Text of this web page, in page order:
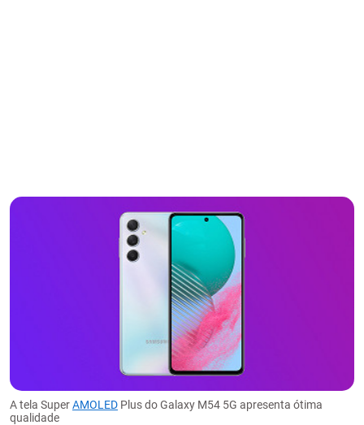
A tela SuperAMOLED Plus do Galaxy M54 5G apresenta ótima
qualidade